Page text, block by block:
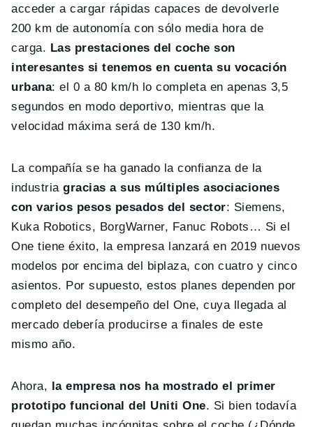
acceder a cargar rápidas capaces de devolverle
200 km de autonomía con sólo media hora de
carga. Las prestaciones del coche son
interesantes si tenemos en cuenta su vocación
urbana: el 0 a 80 km/h lo completa en apenas 3,5
segundos en modo deportivo, mientras que la
velocidad máxima será de 130 km/h.
La compañía se ha ganado la confianza de la
industriagracias a sus múltiples asociaciones
con varios pesos pesados del sector: Siemens,
Kuka Robotics, BorgWarner, Fanuc Robots… Si el
One tiene éxito, la empresa lanzará en 2019 nuevos
modelos por encima del biplaza, con cuatro y cinco
asientos. Por supuesto, estos planes dependen por
completo del desempeño del One, cuya llegada al
mercado debería producirse a finales de este
mismo año.
Ahora, la empresa nos ha mostrado el primer
prototipo funcional del Uniti One. Si bien todavía